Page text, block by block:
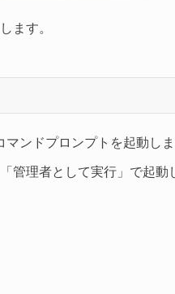
ます。
ンドプロンプトを起動しま
管理者として実行」で起動